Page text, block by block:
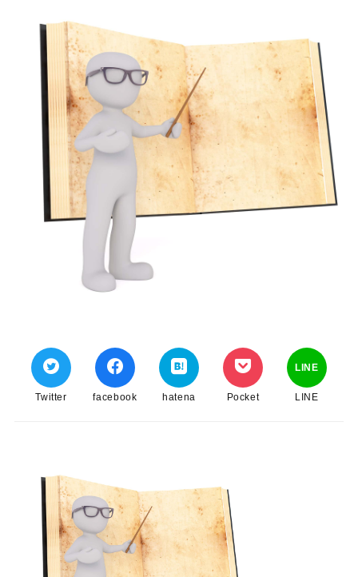
Twitter facebook hatena Pocket
LINE
LINE